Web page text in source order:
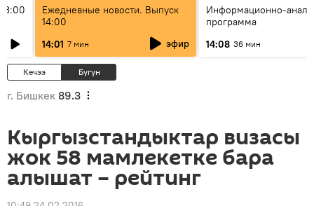
Ежедневные новости. Выпуск
14:00
14:01 7 мин эфир
Информационно-
программа
14:08 36 мин
Кечээ Бүгүн
г. Бишкек 89.3
Кыргызстандыктар визасы
жок 58 мамлекетке бара
алышат – рейтинг